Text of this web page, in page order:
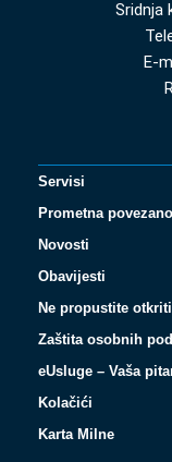
Sridnja
E-
Servisi
Prometna
Novosti
Obavijesti
Ne propustite otkriti
Zaštita osobnih
eUsluge – Vaša
Kolačići
Karta Milne